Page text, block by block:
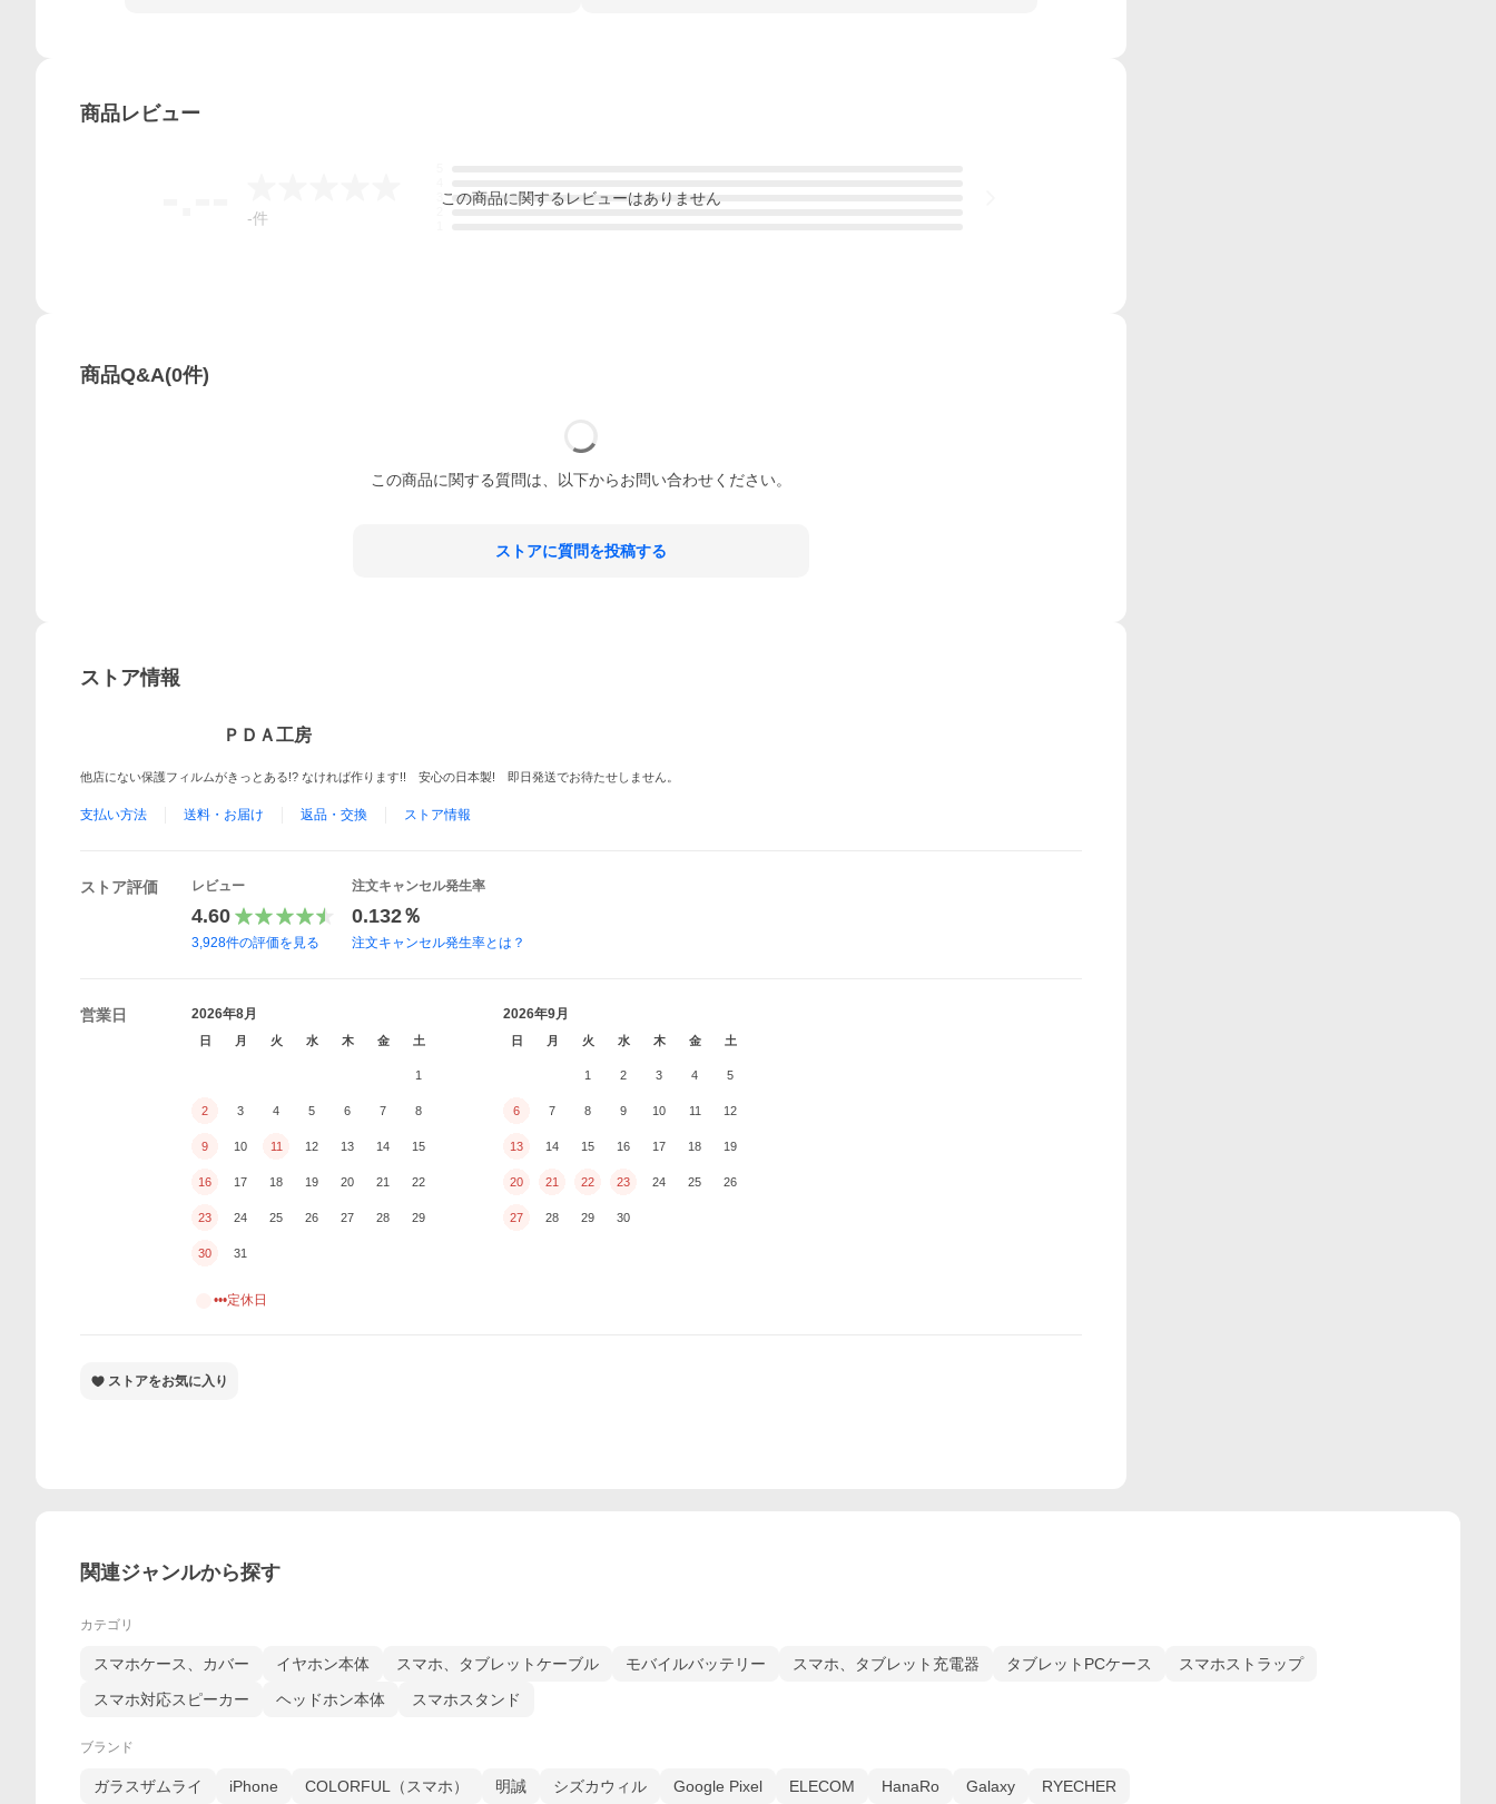
商品レビュー
-件
この商品に関するレビューはありません
商品Q&A(0件)
この商品に関する質問は、以下からお問い合わせください。
ストアに質問を投稿する
ストア情報
ＰＤＡ工房
他店にない保護フィルムがきっとある!? なければ作ります!! 安心の日本製! 即日発送でお待たせしません。
支払い方法 送料・お届け 返品・交換 ストア情報
ストア評価 レビュー
4.60
3,928件の評価を見る
注文キャンセル発生率
0.132％
注文キャンセル発生率とは？
営業日 2026年8月
日 月 火 水 木 金 土
1
2 3 4 5 6 7 8
9 10 11 12 13 14 15
16 17 18 19 20 21 22
23 24 25 26 27 28 29
30 31
2026年9月
日 月 火 水 木 金 土
1 2 3 4 5
6 7 8 9 10 11 12
13 14 15 16 17 18 19
20 21 22 23 24 25 26
27 28 29 30
•••定休日
ストアをお気に入り
関連ジャンルから探す
カテゴリ
スマホケース、カバー イヤホン本体 スマホ、タブレットケーブル モバイルバッテリー スマホ、タブレット充電器 タブレットPCケース
スマホストラップ
スマホ対応スピーカー
ヘッドホン本体 スマホスタンド
ブランド
ガラスザムライ iPhone COLORFUL（スマホ） 明誠 シズカウィル Google Pixel ELECOM HanaRo Galaxy RYECHER